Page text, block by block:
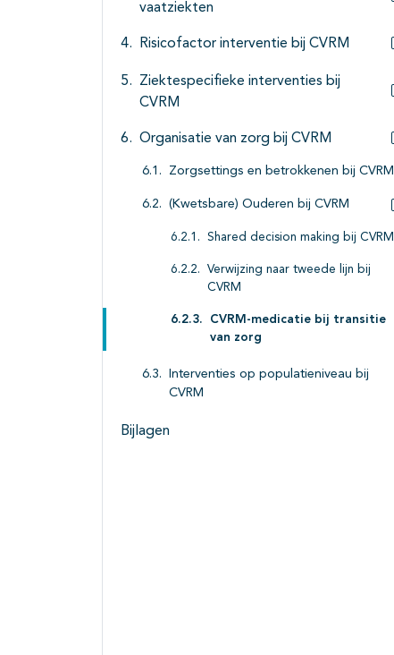
vaatziekten
Risicofactor interventie bij CVRM
Ziektespecifieke interventies bij
CVRM
Organisatie van zorg bij CVRM
Zorgsettings en betrokkenen bij CVRM
(Kwetsbare) Ouderen bij CVRM
Shared decision making bij CVRM
Verwijzing naar tweede lijn bij
CVRM
CVRM-medicatie bij transitie
van zorg
Interventies op populatieniveau bij
CVRM
Bijlagen